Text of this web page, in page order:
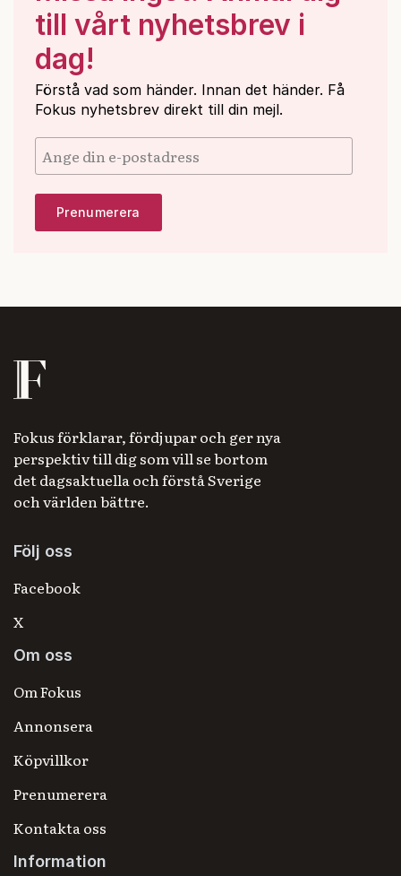
till vårt nyhetsbrev i
dag!
Förstå vad som händer. Innan det händer. Få
Fokus nyhetsbrev direkt till din mejl.
Fokus förklarar, fördjupar och ger nya
perspektiv till dig som vill se bortom
det dagsaktuella och förstå Sverige
och världen bättre.
Följ oss
Facebook
X
Om oss
Om Fokus
Annonsera
Köpvillkor
Prenumerera
Kontakta oss
Information